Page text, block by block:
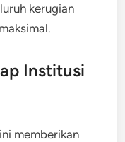
kerugian
Institusi
memberikan